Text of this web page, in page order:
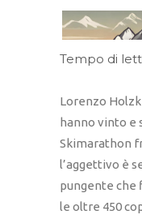
Tempo di
Lorenzo
hanno vinto e
Skimarathon
l’aggettivo è
pungente che
le oltre 450